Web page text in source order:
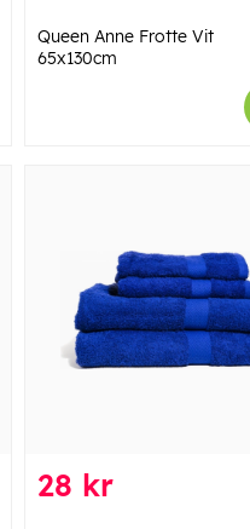
Queen Anne Frotte Vit
65x130cm
28 kr